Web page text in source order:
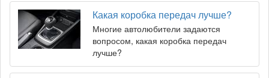
Какая коробка передач лучше?
Многие автолюбители задаются
вопросом, какая коробка передач
лучше?